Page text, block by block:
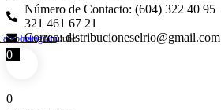
Número de Contacto: (604) 322 40 95
321 461 67 21
Correo: distribucioneselrio@gmail.com
InstagramYoutube
0
0